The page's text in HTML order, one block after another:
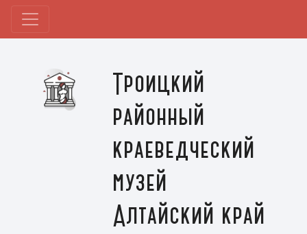
Троицкий
районный
краеведческий
музей
Алтайский край